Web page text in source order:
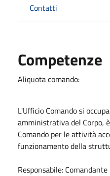
Contatti
Competenze
Aliquota comando:
L'Ufficio Comando si
amministrativa del Corpo,
Comando per le attività
funzionamento della
Responsabile: